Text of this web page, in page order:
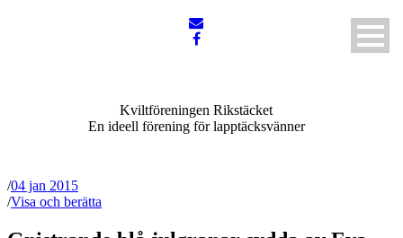
Kviltföreningen Rikstäcket
En ideell förening för lapptäcksvänner
/04 jan 2015
/Visa och berätta